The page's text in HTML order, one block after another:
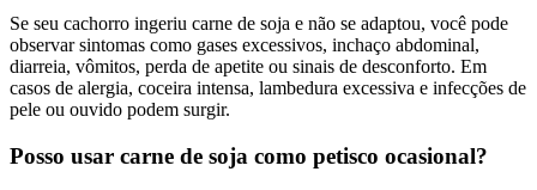
Se seu cachorro ingeriu carne de soja e não se adaptou, você pode
observar sintomas como gases excessivos, inchaço abdominal,
diarreia, vômitos, perda de apetite ou sinais de desconforto. Em
casos de alergia, coceira intensa, lambedura excessiva e infecções de
pele ou ouvido podem surgir.
Posso usar carne de soja como petisco ocasional?